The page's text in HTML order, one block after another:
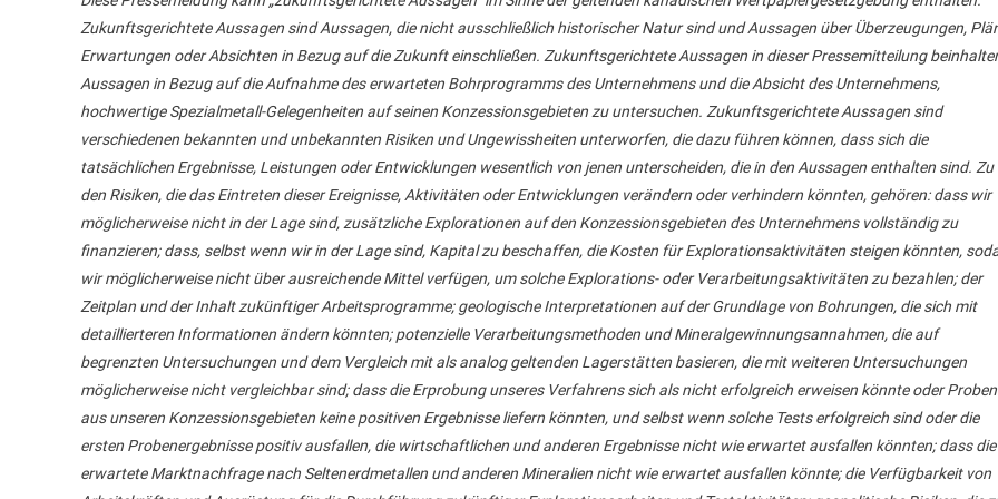
Zukunftsgerichtete Aussagen sind Aussagen, die nicht ausschließlich historischer Natur sind und Aussagen über Überzeugungen,
Erwartungen oder Absichten in Bezug auf die Zukunft einschließen. Zukunftsgerichtete Aussagen in dieser Pressemitteilung
Aussagen in Bezug auf die Aufnahme des erwarteten Bohrprogramms des Unternehmens und die Absicht des Unternehmens,
hochwertige Spezialmetall-Gelegenheiten auf seinen Konzessionsgebieten zu untersuchen. Zukunftsgerichtete Aussagen sind
verschiedenen bekannten und unbekannten Risiken und Ungewissheiten unterworfen, die dazu führen können, dass sich die
tatsächlichen Ergebnisse, Leistungen oder Entwicklungen wesentlich von jenen unterscheiden, die in den Aussagen enthalten sind. Zu
den Risiken, die das Eintreten dieser Ereignisse, Aktivitäten oder Entwicklungen verändern oder verhindern könnten, gehören: dass wir
möglicherweise nicht in der Lage sind, zusätzliche Explorationen auf den Konzessionsgebieten des Unternehmens vollständig zu
finanzieren; dass, selbst wenn wir in der Lage sind, Kapital zu beschaffen, die Kosten für Explorationsaktivitäten steigen könnten,
wir möglicherweise nicht über ausreichende Mittel verfügen, um solche Explorations- oder Verarbeitungsaktivitäten zu bezahlen; der
Zeitplan und der Inhalt zukünftiger Arbeitsprogramme; geologische Interpretationen auf der Grundlage von Bohrungen, die sich mit
detaillierteren Informationen ändern könnten; potenzielle Verarbeitungsmethoden und Mineralgewinnungsannahmen, die auf
begrenzten Untersuchungen und dem Vergleich mit als analog geltenden Lagerstätten basieren, die mit weiteren Untersuchungen
möglicherweise nicht vergleichbar sind; dass die Erprobung unseres Verfahrens sich als nicht erfolgreich erweisen könnte oder Proben
aus unseren Konzessionsgebieten keine positiven Ergebnisse liefern könnten, und selbst wenn solche Tests erfolgreich sind oder die
ersten Probenergebnisse positiv ausfallen, die wirtschaftlichen und anderen Ergebnisse nicht wie erwartet ausfallen könnten; dass die
erwartete Marktnachfrage nach Seltenerdmetallen und anderen Mineralien nicht wie erwartet ausfallen könnte; die Verfügbarkeit von